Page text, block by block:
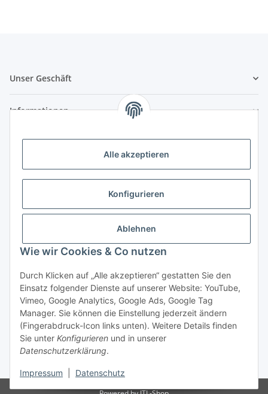
Alle akzeptieren
Konfigurieren
Ablehnen
Wie wir Cookies & Co nutzen
Durch Klicken auf „Alle akzeptieren“ gestatten Sie den
Einsatz folgender Dienste auf unserer Website: YouTube,
Vimeo, Google Analytics, Google Ads, Google Tag
Manager. Sie können die Einstellung jederzeit ändern
(Fingerabdruck-Icon links unten). Weitere Details finden
Sie unter Konfigurieren und in unserer
Datenschutzerklärung.
Impressum Datenschutz
Unser Geschäft
Informationen
Zahlungsmöglichkeiten
Vorkasse (per Bank-Überweisung)
PayPal
Kreditkarte
Banklastschrift
Rechnungskauf
Gesetzliche Informationen
Vertrag widerrufen